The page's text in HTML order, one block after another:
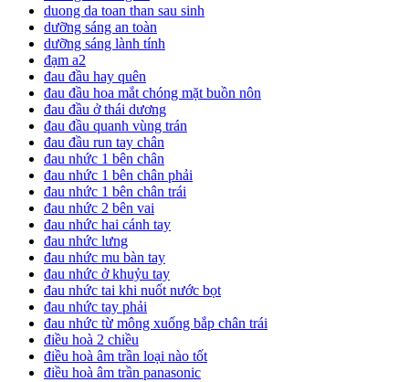
duong da toan than sau sinh
dưỡng sáng an toàn
dưỡng sáng lành tính
đạm a2
đau đầu hay quên
đau đầu hoa mắt chóng mặt buồn nôn
đau đầu ở thái dương
đau đầu quanh vùng trán
đau đầu run tay chân
đau nhức 1 bên chân
đau nhức 1 bên chân phải
đau nhức 1 bên chân trái
đau nhức 2 bên vai
đau nhức hai cánh tay
đau nhức lưng
đau nhức mu bàn tay
đau nhức ở khuỷu tay
đau nhức tai khi nuốt nước bọt
đau nhức tay phải
đau nhức từ mông xuống bắp chân trái
điều hoà 2 chiều
điều hoà âm trần loại nào tốt
điều hoà âm trần panasonic